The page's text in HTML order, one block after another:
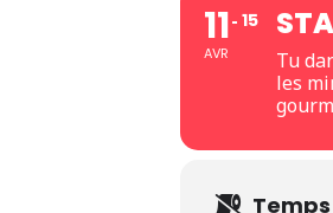
11
AVR
15
Tu
les
Temps